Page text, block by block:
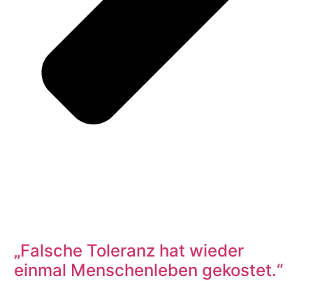
„Falsche Toleranz hat wieder
einmal Menschenleben gekostet.“